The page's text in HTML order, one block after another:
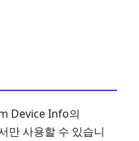
Device Info의
만 사용할 수 있습니